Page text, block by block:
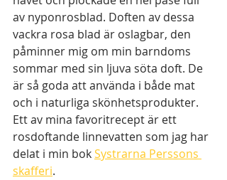
av nyponrosblad. Doften av dessa
vackra rosa blad är oslagbar, den
påminner mig om min barndoms
sommar med sin ljuva söta doft. De
är så goda att använda i både mat
och i naturliga skönhetsprodukter.
Ett av mina favoritrecept är ett
rosdoftande linnevatten som jag har
delat i min bok Systrarna Perssons
skafferi.